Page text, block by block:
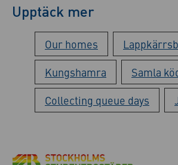
Upptäck mer
Our homes
Kungshamra Samla
Collecting queue days